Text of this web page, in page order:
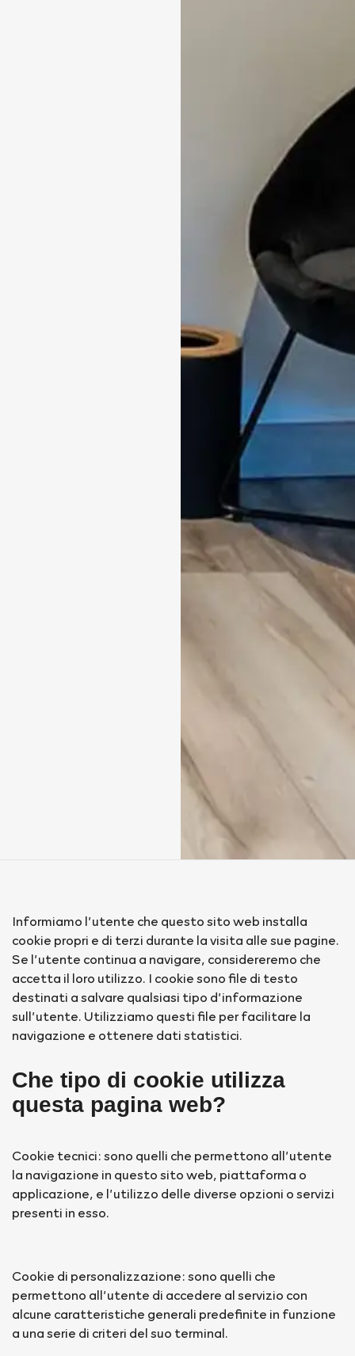
Informiamo l’utente che questo sito web installa
cookie propri e di terzi durante la visita alle sue pagine.
Se l’utente continua a navigare, considereremo che
accetta il loro utilizzo. I cookie sono file di testo
destinati a salvare qualsiasi tipo d’informazione
sull’utente. Utilizziamo questi file per facilitare la
navigazione e ottenere dati statistici.
Che tipo di cookie utilizza
questa pagina web?
Cookie tecnici: sono quelli che permettono all’utente
la navigazione in questo sito web, piattaforma o
applicazione, e l’utilizzo delle diverse opzioni o servizi
presenti in esso.
Cookie di personalizzazione: sono quelli che
permettono all’utente di accedere al servizio con
alcune caratteristiche generali predefinite in funzione
a una serie di criteri del suo terminal.